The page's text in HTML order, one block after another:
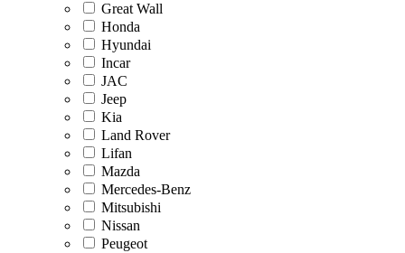
Great Wall
Honda
Hyundai
Incar
JAC
Jeep
Kia
Land Rover
Lifan
Mazda
Mercedes-Benz
Mitsubishi
Nissan
Peugeot